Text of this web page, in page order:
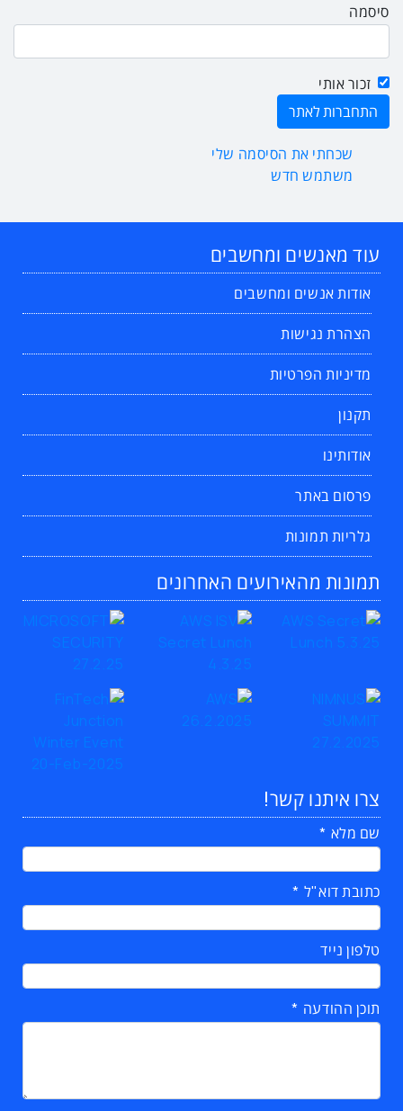
סיסמה
זכור אותי
שכחתי את הסיסמה שלי
משתמש חדש
עוד מאנשים ומחשבים
אודות אנשים ומחשבים
הצהרת נגישות
מדיניות הפרטיות
תקנון
אודותינו
פרסום באתר
גלריות תמונות
תמונות מהאירועים האחרונים
צרו איתנו קשר!
שם מלא
כתובת דוא"ל
טלפון נייד
תוכן ההודעה